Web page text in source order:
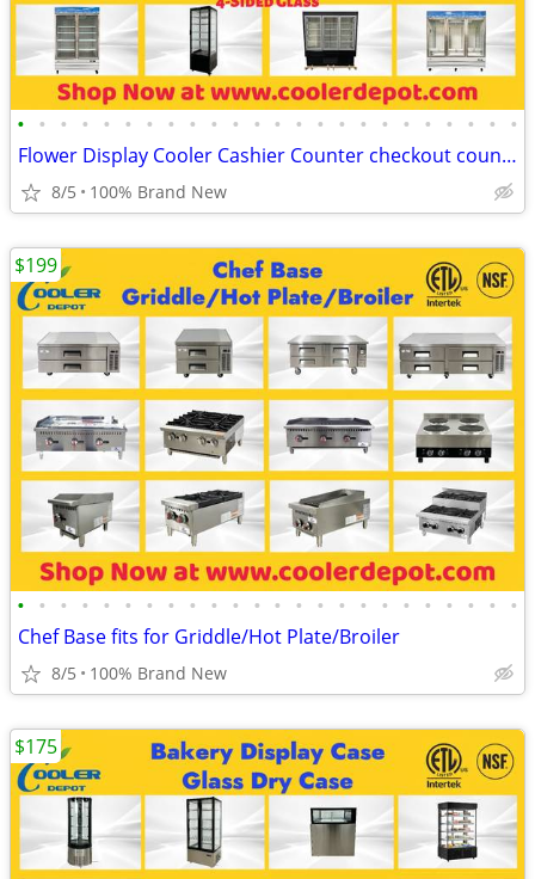
• • • • • • • • • • • • • • • • • • • • • • • •
Flower Display Cooler Cashier Counter checkout counter
8/5 100% Brand New
• • • • • • • • • • • • • • • • • • • • • • • •
Chef Base fits for Griddle/Hot Plate/Broiler
8/5 100% Brand New
$199
$175